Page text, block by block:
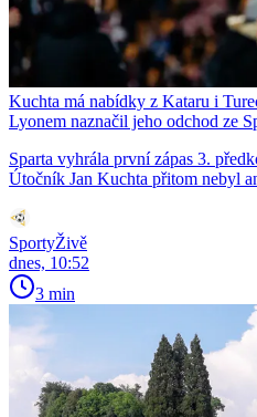
Kuchta má nabídky z Kataru i
Lyonem naznačil jeho odchod ze
Sparta vyhrála první zápas 3.
Útočník Jan Kuchta přitom nebyl
SportyŽivě
dnes, 10:52
3 min